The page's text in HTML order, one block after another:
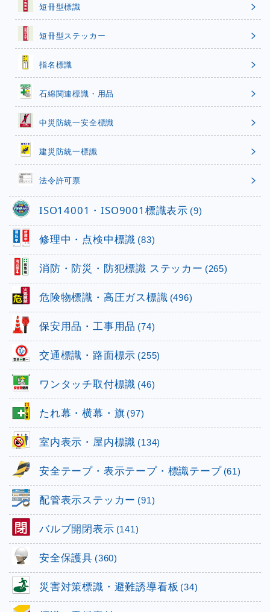
短冊型標識
短冊型ステッカー
指名標識
石綿関連標識・用品
中災防統一安全標識
建災防統一標識
法令許可票
ISO14001・ISO9001標識表示 (9)
修理中・点検中標識 (83)
消防・防災・防犯標識 ステッカー (265)
危険物標識・高圧ガス標識 (496)
保安用品・工事用品 (74)
交通標識・路面標示 (255)
ワンタッチ取付標識 (46)
たれ幕・横幕・旗 (97)
室内表示・屋内標識 (134)
安全テープ・表示テープ・標識テープ (61)
配管表示ステッカー (91)
バルブ開閉表示 (141)
安全保護具 (360)
災害対策標識・避難誘導看板 (34)